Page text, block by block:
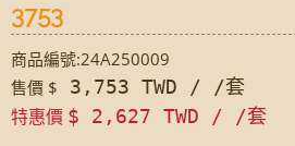
3753
商品編號:24A250009
售價 $ 3,753 TWD / /套
特惠價 $ 2,627 TWD / /套